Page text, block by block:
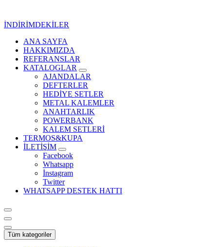
İNDİRİMDEKİLER
Kurumsal Promosyon-Hediyelik
ANA SAYFA
HAKKIMIZDA
REFERANSLAR
KATALOGLAR
AJANDALAR
DEFTERLER
HEDİYE SETLER
METAL KALEMLER
ANAHTARLIK
POWERBANK
KALEM SETLERİ
TERMOS&KUPA
İLETİŞİM
Facebook
Whatsapp
İnstagram
Twitter
WHATSAPP DESTEK HATTI
Tüm kategoriler